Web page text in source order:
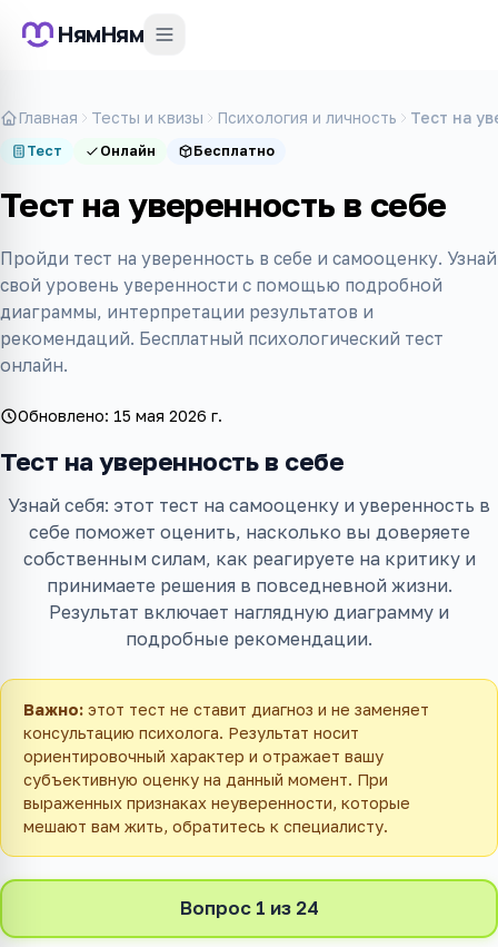
НямНям
Главная Тесты и квизы Психология и личность Тест на
Тест Онлайн Бесплатно
Тест на уверенность в себе
Пройди тест на уверенность в себе и самооценку. Узнай
свой уровень уверенности с помощью подробной
диаграммы, интерпретации результатов и
рекомендаций. Бесплатный психологический тест
онлайн.
Обновлено: 15 мая 2026 г.
Тест на уверенность в себе
Узнай себя: этот тест на самооценку и уверенность в
себе поможет оценить, насколько вы доверяете
собственным силам, как реагируете на критику и
принимаете решения в повседневной жизни.
Результат включает наглядную диаграмму и
подробные рекомендации.
Важно: этот тест не ставит диагноз и не заменяет
консультацию психолога. Результат носит
ориентировочный характер и отражает вашу
субъективную оценку на данный момент. При
выраженных признаках неуверенности, которые
мешают вам жить, обратитесь к специалисту.
Вопрос 1 из 24